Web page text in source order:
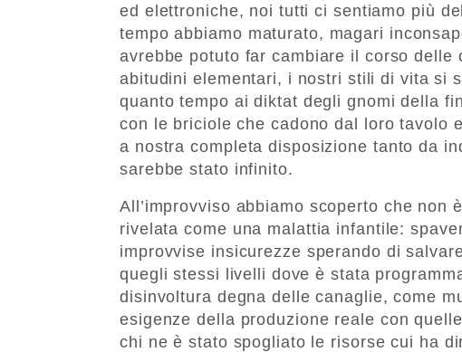
ed elettroniche, noi tutti ci sentiamo più
tempo abbiamo maturato, magari
avrebbe potuto far cambiare il corso
abitudini elementari, i nostri stili di vita si
quanto tempo ai diktat degli gnomi della
con le briciole che cadono dal loro tavolo
a nostra completa disposizione tanto da
sarebbe stato infinito.
All’improvviso abbiamo scoperto che non
rivelata come una malattia infantile:
improvvise insicurezze sperando di
quegli stessi livelli dove è stata
disinvoltura degna delle canaglie, come
esigenze della produzione reale con
chi ne è stato spogliato le risorse cui ha